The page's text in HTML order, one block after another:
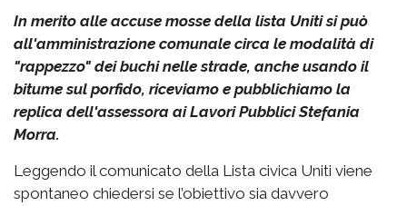
In merito alle accuse mosse della lista Uniti si può
all'amministrazione comunale circa le modalità di
"rappezzo" dei buchi nelle strade, anche usando il
bitume sul porfido, riceviamo e pubblichiamo la
replica dell'assessora ai Lavori Pubblici Stefania
Morra.
Leggendo il comunicato della Lista civica Uniti viene
spontaneo chiedersi se l’obiettivo sia davvero